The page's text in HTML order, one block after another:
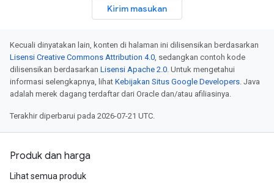
Kirim masukan
Kecuali dinyatakan lain, konten di halaman ini dilisensikan berdasarkan
Lisensi Creative Commons Attribution 4.0, sedangkan contoh kode
dilisensikan berdasarkan Lisensi Apache 2.0. Untuk mengetahui
informasi selengkapnya, lihat Kebijakan Situs Google Developers. Java
adalah merek dagang terdaftar dari Oracle dan/atau afiliasinya.
Terakhir diperbarui pada 2026-07-21 UTC.
Produk dan harga
Lihat semua produk